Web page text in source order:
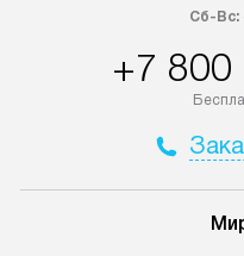
Сб-Вс:
+7 800